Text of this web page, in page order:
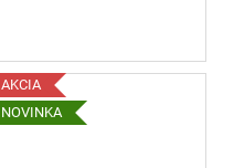
AKCIA
NOVINKA